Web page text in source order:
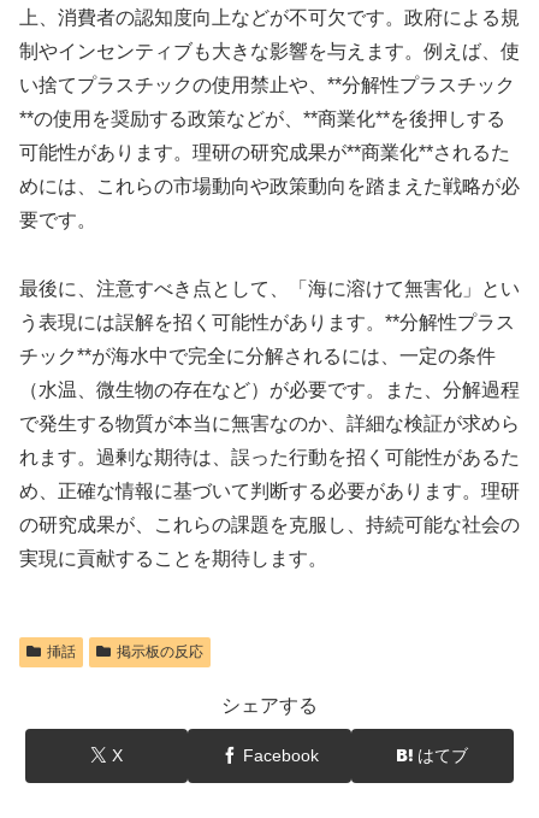
上、消費者の認知度向上などが不可欠です。政府による規
制やインセンティブも大きな影響を与えます。例えば、使
い捨てプラスチックの使用禁止や、**分解性プラスチック
**の使用を奨励する政策などが、**商業化**を後押しする
可能性があります。理研の研究成果が**商業化**されるた
めには、これらの市場動向や政策動向を踏まえた戦略が必
要です。
最後に、注意すべき点として、「海に溶けて無害化」とい
う表現には誤解を招く可能性があります。**分解性プラス
チック**が海水中で完全に分解されるには、一定の条件
（水温、微生物の存在など）が必要です。また、分解過程
で発生する物質が本当に無害なのか、詳細な検証が求めら
れます。過剰な期待は、誤った行動を招く可能性があるた
め、正確な情報に基づいて判断する必要があります。理研
の研究成果が、これらの課題を克服し、持続可能な社会の
実現に貢献することを期待します。
挿話 掲示板の反応
シェアする
X Facebook はてブ